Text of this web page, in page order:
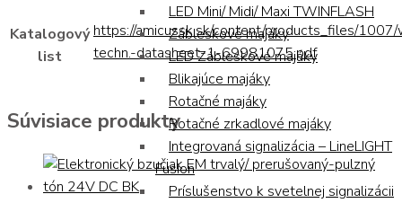
LED Mini/ Midi/ Maxi TWINFLASH
Zábleskové majáky
LED Zábleskové majáky
Blikajúce majáky
Rotačné majáky
Rotačné zrkadlové majáky
Integrovaná signalizácia – LineLIGHT
Fusion
Príslušenstvo k svetelnej signalizácii
Katalogový
list
https://amicussk.sk/content/products_files/
techn.-datasheet-1-69981075.pdf
Súvisiace produkty